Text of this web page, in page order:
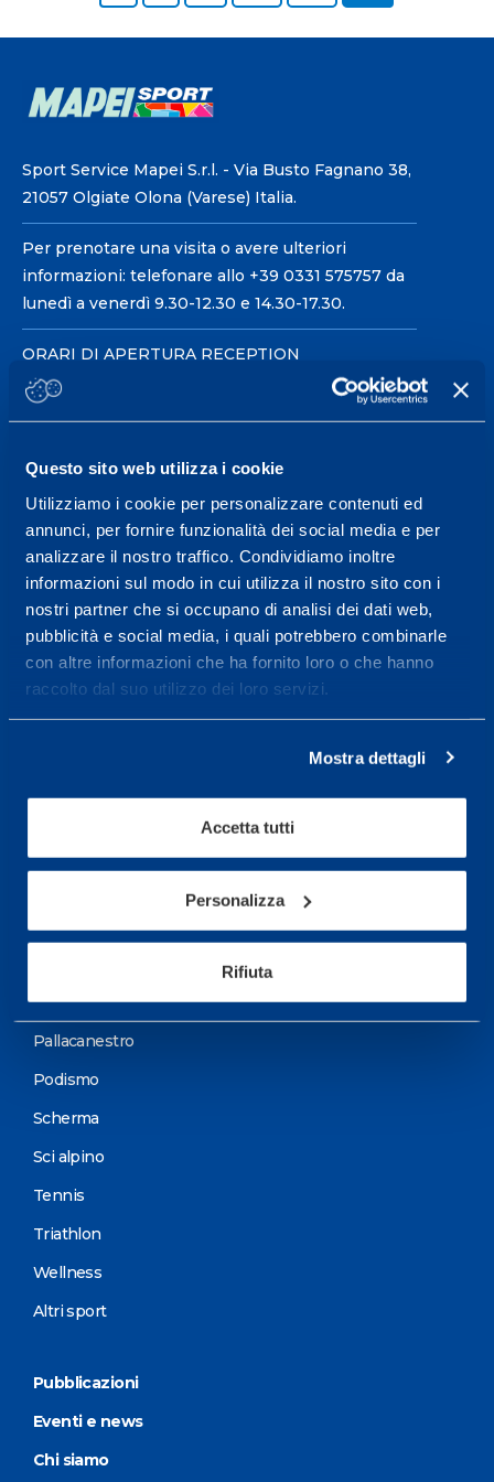
Questo sito web utilizza i cookie
Utilizziamo i cookie per personalizzare contenuti ed
annunci, per fornire funzionalità dei social media e per
analizzare il nostro traffico. Condividiamo inoltre
informazioni sul modo in cui utilizza il nostro sito con i
nostri partner che si occupano di analisi dei dati web,
pubblicità e social media, i quali potrebbero combinarle
con altre informazioni che ha fornito loro o che hanno
raccolto dal suo utilizzo dei loro servizi.
Mostra dettagli
Accetta tutti
Personalizza
Rifiuta
Sport Service Mapei S.r.l. - Via Busto Fagnano 38,
21057 Olgiate Olona (Varese) Italia.
Per prenotare una visita o avere ulteriori
informazioni: telefonare allo +39 0331 575757 da
lunedì a venerdì 9.30-12.30 e 14.30-17.30.
ORARI DI APERTURA RECEPTION
Da Lunedì al Venerdì
08.30 - 18.30
Centro servizi per l'alta
prestazione ed il
wellness.
Maggiori informazioni
Servizi
Motorsports
Pallacanestro
Podismo
Scherma
Sci alpino
Tennis
Triathlon
Wellness
Altri sport
Pubblicazioni
Eventi e news
Chi siamo